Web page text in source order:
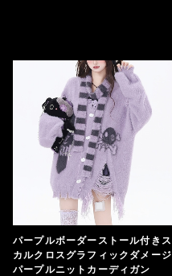
パープルボーダーストール付きス
カルクロスグラフィックダメージ
パープルニットカーディガン